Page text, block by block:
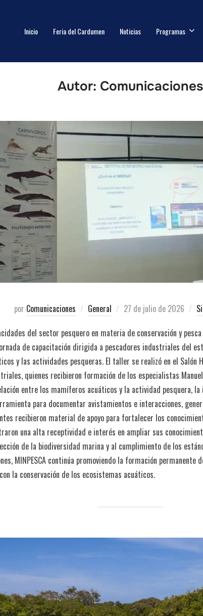
Inicio Feria del Cardumen Noticias Programas
Autor: Comunicaciones
por Comunicaciones General 27 de julio de 2026
del sector pesquero en materia de conservación y
de capacitación dirigida a pescadores industriales del
y las actividades pesqueras. El taller se realizó en el Salón
quienes recibieron formación de los especialistas
entre los mamíferos acuáticos y la actividad pesquera,
para documentar avistamientos e interacciones,
recibieron material de apoyo para fortalecer los
una alta receptividad e interés en ampliar sus
de la biodiversidad marina y al cumplimiento de los
MINPESCA continúa promoviendo la formación
la conservación de los ecosistemas acuáticos.